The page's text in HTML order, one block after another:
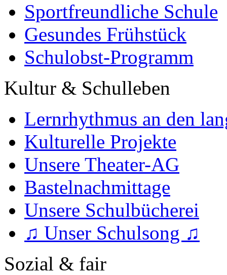
Sportfreundliche Schule
Gesundes Frühstück
Schulobst-Programm
Kultur & Schulleben
Lernrhythmus an den
Kulturelle Projekte
Unsere Theater-AG
Bastelnachmittage
Unsere Schulbücherei
♫ Unser Schulsong ♫
Sozial & fair